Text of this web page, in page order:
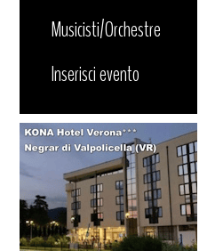
Musicisti/Orchestre
Inserisci evento